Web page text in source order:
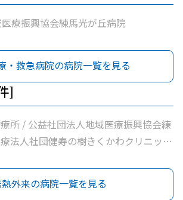
療振興協会練馬光が丘病院
・救急病院の病院一覧を見る
]
所 / 公益社団法人地域医療振興協会練
法人社団健寿の樹きくかわクリニック
/ 医療法人社団金谷クリニック / 練馬光
リニック / 光が丘こどもクリニック / 医
外来の病院一覧を見る